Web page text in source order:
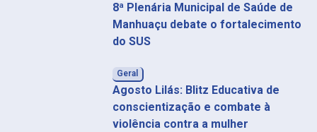
8ª Plenária Municipal de Saúde de
Manhuaçu debate o fortalecimento
do SUS
Geral
Agosto Lilás: Blitz Educativa de
conscientização e combate à
violência contra a mulher